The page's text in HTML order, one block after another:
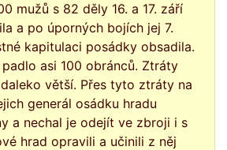
mužů s 82 děly 16. a 17. září
a po úporných bojích jej 7.
kapitulaci posádky obsadila.
asi 100 obránců. Ztráty
větší. Přes tyto ztráty na
generál osádku hradu
a nechal je odejít ve zbroji i s
hrad opravili a učinili z něj